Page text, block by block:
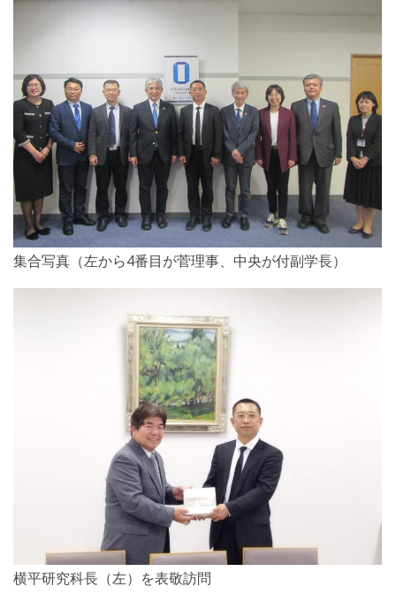
集合写真（左から4番目が菅理事、中央が付副学長）
横平研究科長（左）を表敬訪問